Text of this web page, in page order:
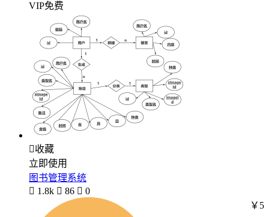
VIP免费
收藏
立即使用
图书管理系统
 1.8k  86  0
￥5